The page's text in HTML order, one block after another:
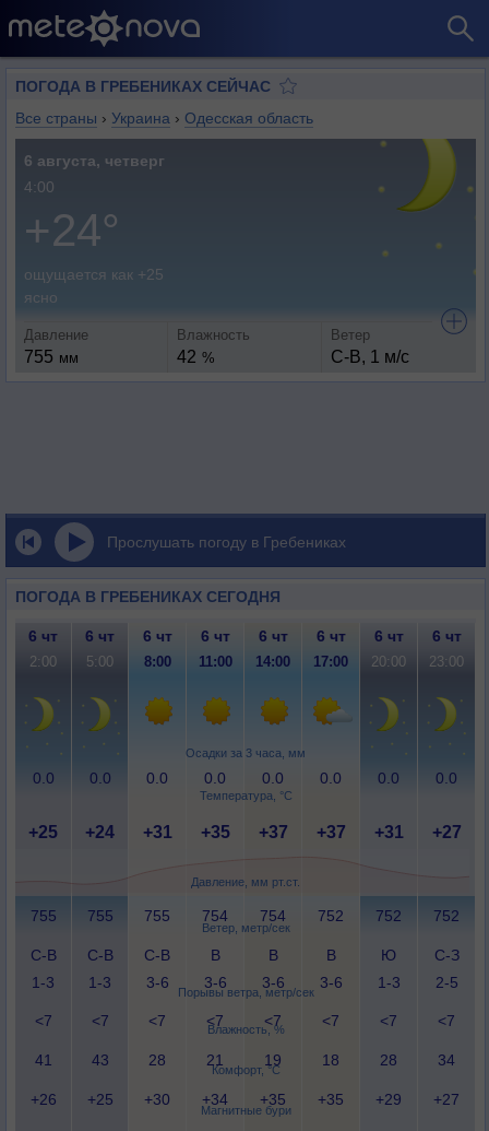
ПОГОДА В ГРЕБЕНИКАХ СЕЙЧАС
Все страны › Украина › Одесская область
6 августа, четверг
4:00
+24°
ощущается как +25
ясно
Давление
755 мм
Влажность
42 %
Ветер
С-В, 1 м/с
Прослушать погоду в Гребениках
ПОГОДА В ГРЕБЕНИКАХ СЕГОДНЯ
Осадки за 3 часа, мм
Температура, °C
Давление, мм рт.ст.
Ветер, метр/сек
Порывы ветра, метр/сек
Влажность, %
Комфорт, °C
Магнитные бури
6 чт 6 чт 6 чт 6 чт 6 чт 6 чт 6 чт 6 чт
2:00 5:00 8:00 11:00 14:00 17:00 20:00 23:00
0.0 0.0 0.0 0.0 0.0 0.0 0.0 0.0
+25 +24 +31 +35 +37 +37 +31 +27
755 755 755 754 754 752 752 752
С-В
1-3
С-В
1-3
С-В
3-6
В
3-6
В
3-6
В
3-6
Ю
1-3
С-З
2-5
<7 <7 <7 <7 <7 <7 <7 <7
41 43 28 21 19 18 28 34
+26 +25 +30 +34 +35 +35 +29 +27